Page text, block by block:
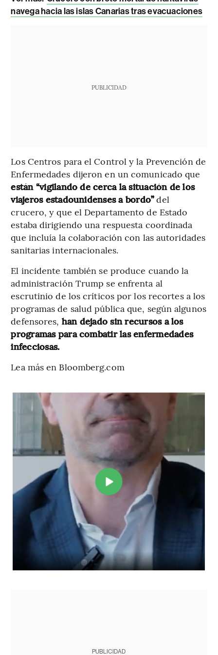
navega hacia las islas Canarias tras evacuaciones
PUBLICIDAD
Los Centros para el Control y la Prevención de
Enfermedades dijeron en un comunicado que
están “vigilando de cerca la situación de los
viajeros estadounidenses a bordo”del
crucero, y que el Departamento de Estado
estaba dirigiendo una respuesta coordinada
que incluía la colaboración con las autoridades
sanitarias internacionales.
El incidente también se produce cuando la
administración Trump se enfrenta al
escrutinio de los críticos por los recortes a los
programas de salud pública que, según algunos
defensores, han dejado sin recursos a los
programas para combatir las enfermedades
infecciosas.
Lea más en Bloomberg.com
PUBLICIDAD